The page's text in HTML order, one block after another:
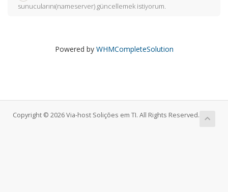
sunucularını(nameserver) güncellemek istiyorum.
Powered by WHMCompleteSolution
Copyright © 2026 Via-host Solições em TI. All Rights Reserved.